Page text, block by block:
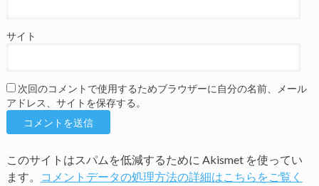
サイト
次回のコメントで使用するためブラウザーに自分の名前、メール
アドレス、サイトを保存する。
このサイトはスパムを低減するために Akismet を使ってい
ます。
コメントデータの処理方法の詳細はこちらをご覧く